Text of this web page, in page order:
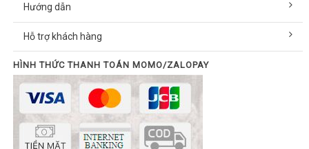
Hướng dẫn
Hỗ trợ khách hàng
HÌNH THỨC THANH TOÁN MOMO/ZALOPAY